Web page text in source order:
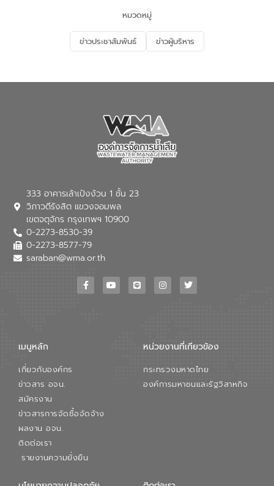
จัดการน้ำเสียและสร้างจิตสำนึกในการ
อนุรักษ์สิ่งแวดล้อม ในหัวข้อ “น้ำเสียชุมชน
และการบำบัดน้ำเสียเบื้องต้น” โดยให้ความรู้
เกี่ยวกับสาเหตุและผลกระทบของน้ำเสีย
ณ เทศบาลตำบลบางเลน จังหวัดนครปฐม
หมวดหมู่
ข่าวประชาสัมพันธ์ ข่าวผู้บริหาร
333 อาคารเล้าเป้งง้วน 1 ชั้น 23
วิภาวดีรังสิต แขวงจอมพล
เขตจตุจักร กรุงเทพฯ 10900
0-2273-8530-39
0-2273-8577-79
saraban@wma.or.th
เมนูหลัก
เกี่ยวกับองค์กร
ข่าวสาร อจน.
สมัครงาน
ข่าวสารการจัดซื้อจัดจ้าง
ผลงาน อจน.
ติดต่อเรา
รายงานความยั่งยืน
หน่วยงานที่เกียวข้อง
กระทรวงมหาดไทย
องค์การมหาชนและรัฐวิสาหกิจ